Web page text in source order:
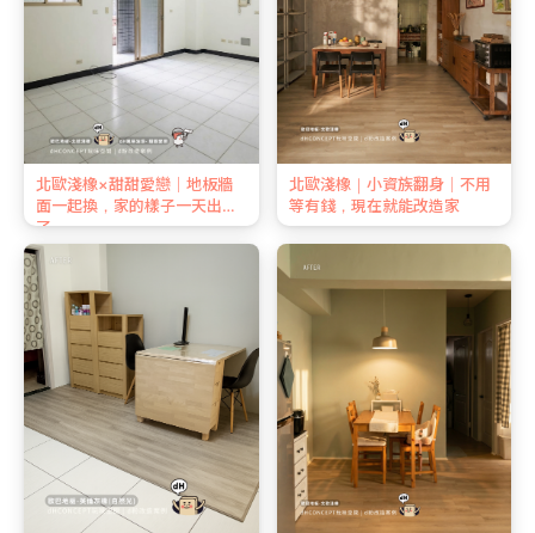
北歐淺橡×甜甜愛戀｜地板牆
面一起換，家的樣子一天出來
了
北歐淺橡｜小資族翻身｜不用
等有錢，現在就能改造家